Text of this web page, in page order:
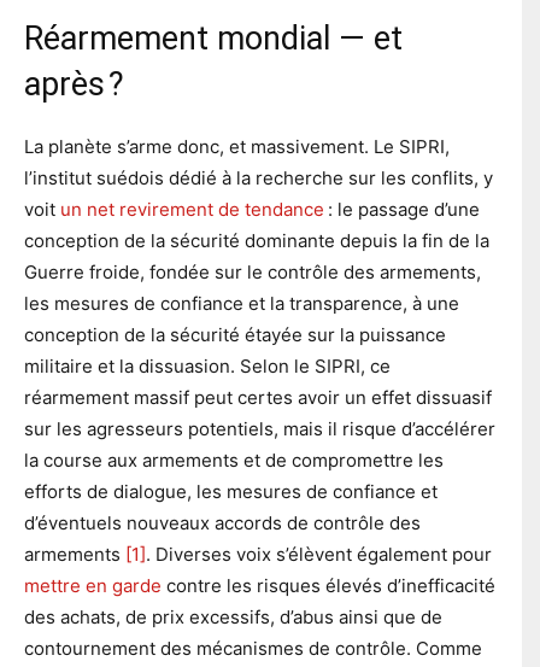
Réarmement mondial — et
après ?
La planète s’arme donc, et massivement. Le SIPRI,
l’institut suédois dédié à la recherche sur les conflits, y
voit un net revirement de tendance : le passage d’une
conception de la sécurité dominante depuis la fin de la
Guerre froide, fondée sur le contrôle des armements,
les mesures de confiance et la transparence, à une
conception de la sécurité étayée sur la puissance
militaire et la dissuasion. Selon le SIPRI, ce
réarmement massif peut certes avoir un effet dissuasif
sur les agresseurs potentiels, mais il risque d’accélérer
la course aux armements et de compromettre les
efforts de dialogue, les mesures de confiance et
d’éventuels nouveaux accords de contrôle des
armements [1]. Diverses voix s’élèvent également pour
mettre en garde contre les risques élevés d’inefficacité
des achats, de prix excessifs, d’abus ainsi que de
contournement des mécanismes de contrôle. Comme